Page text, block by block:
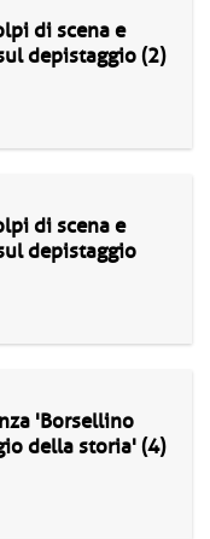
di scena e
depistaggio (2)
di scena e
depistaggio
'Borsellino
della storia' (4)